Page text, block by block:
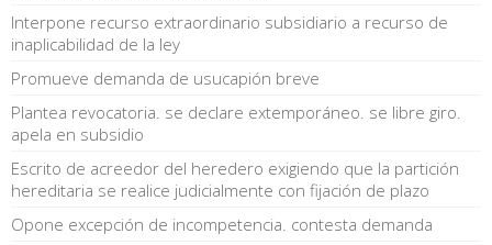
Interpone recurso extraordinario subsidiario a recurso de
inaplicabilidad de la ley
Promueve demanda de usucapión breve
Plantea revocatoria. se declare extemporáneo. se libre giro.
apela en subsidio
Escrito de acreedor del heredero exigiendo que la partición
hereditaria se realice judicialmente con fijación de plazo
Opone excepción de incompetencia. contesta demanda